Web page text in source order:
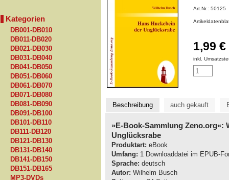
Kategorien
DB001-DB010
DB011-DB020
DB021-DB030
DB031-DB040
DB041-DB050
DB051-DB060
DB061-DB070
DB071-DB080
DB081-DB090
DB091-DB100
DB101-DB110
DB111-DB120
DB121-DB130
DB131-DB140
DB141-DB150
DB151-DB165
MP3-DVDs
Art.Nr.: 50125
1,99 €
inkl.
Beschreibung auch gekauft
»E-Book-Sammlung Zeno.org«:
Unglücksrabe
Produktart: eBook
Umfang: 1 Downloaddatei im EPUB-
Sprache: deutsch
Autor: Wilhelm Busch